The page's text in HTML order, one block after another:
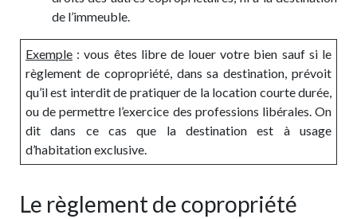
de l’immeuble.
Exemple : vous êtes libre de louer votre bien sauf si le
règlement de copropriété, dans sa destination, prévoit
qu’il est interdit de pratiquer de la location courte durée,
ou de permettre l’exercice des professions libérales. On
dit dans ce cas que la destination est à usage
d’habitation exclusive.
Le règlement de copropriété